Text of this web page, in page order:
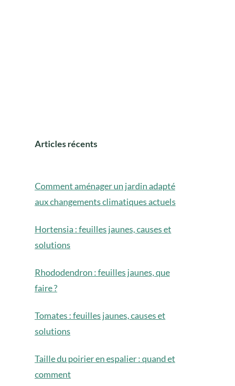
Articles récents
Comment aménager un jardin adapté
aux changements climatiques actuels
Hortensia : feuilles jaunes, causes et
solutions
Rhododendron : feuilles jaunes, que
faire ?
Tomates : feuilles jaunes, causes et
solutions
Taille du poirier en espalier : quand et
comment